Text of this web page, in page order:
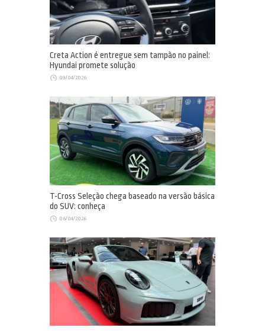
Creta Action é entregue sem tampão no painel:
Hyundai promete solução
09/04/2026
T-Cross Seleção chega baseado na versão básica
do SUV: conheça
06/04/2026